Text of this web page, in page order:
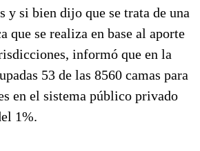
y si bien dijo que se trata de una
que se realiza en base al aporte
informó que en la
53 de las 8560 camas para
en el sistema público privado
1%.